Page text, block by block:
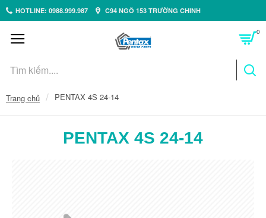
HOTLINE: 0988.999.987 C94 NGÕ 153 TRƯỜNG CHINH
0
Trang chủ PENTAX 4S 24-14
PENTAX 4S 24-14